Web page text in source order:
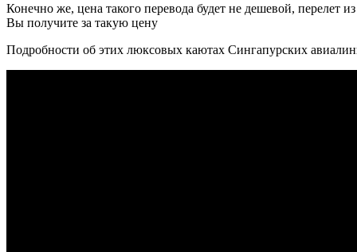
Конечно же, цена такого перевода будет не дешевой,
Вы получите за такую цену
Подробности об этих люксовых каютах Сингапурских